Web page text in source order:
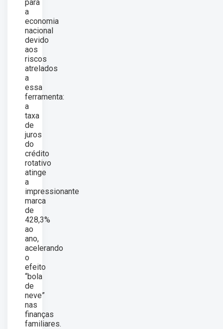
para
a
economia
nacional
devido
aos
riscos
atrelados
a
essa
ferramenta:
a
taxa
de
juros
do
crédito
rotativo
atinge
a
impressionante
marca
de
428,3%
ao
ano,
acelerando
o
efeito
“bola
de
neve”
nas
finanças
familiares.